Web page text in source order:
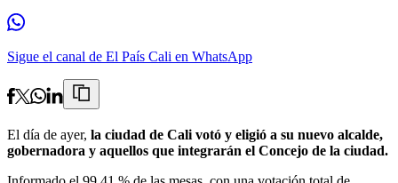
Sigue el canal de El País Cali en WhatsApp
El día de ayer, la ciudad de Cali votó y eligió a su nuevo alcalde,
gobernadora y aquellos que integrarán el Concejo de la ciudad.